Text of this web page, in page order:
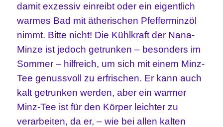
damit exzessiv einreibt oder ein eigentlich
warmes Bad mit ätherischen Pfefferminzöl
nimmt. Bitte nicht! Die Kühlkraft der Nana-
Minze ist jedoch getrunken – besonders im
Sommer – hilfreich, um sich mit einem Minz-
Tee genussvoll zu erfrischen. Er kann auch
kalt getrunken werden, aber ein warmer
Minz-Tee ist für den Körper leichter zu
verarbeiten, da er, – wie bei allen kalten